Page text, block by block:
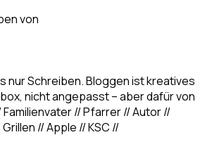
von
nur Schreiben. Bloggen ist kreatives
nicht angepasst – aber dafür von
Familienvater // Pfarrer // Autor //
// Apple // KSC //